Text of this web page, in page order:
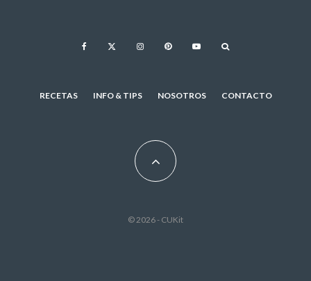
RECETAS INFO & TIPS NOSOTROS CONTACTO
© 2026 - CUKit